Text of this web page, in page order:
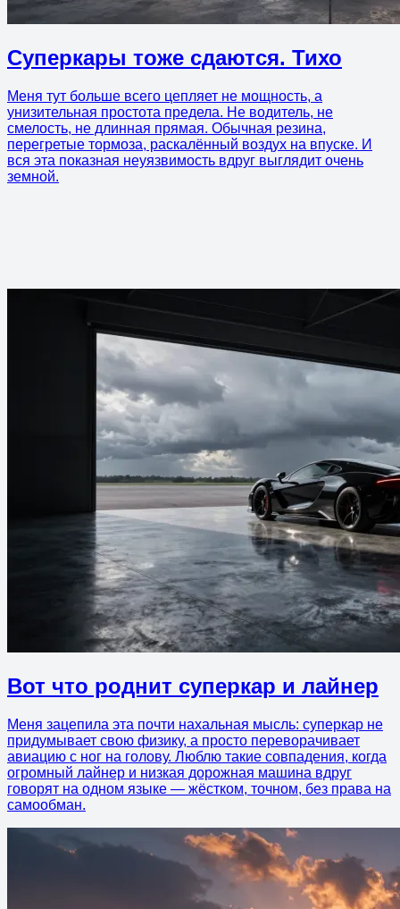
Суперкары тоже сдаются. Тихо
Меня тут больше всего цепляет не мощность, а
унизительная простота предела. Не водитель, не
смелость, не длинная прямая. Обычная резина,
перегретые тормоза, раскалённый воздух на впуске. И
вся эта показная неуязвимость вдруг выглядит очень
земной.
Вот что роднит суперкар и лайнер
Меня зацепила эта почти нахальная мысль: суперкар не
придумывает свою физику, а просто переворачивает
авиацию с ног на голову. Люблю такие совпадения, когда
огромный лайнер и низкая дорожная машина вдруг
говорят на одном языке — жёстком, точном, без права на
самообман.